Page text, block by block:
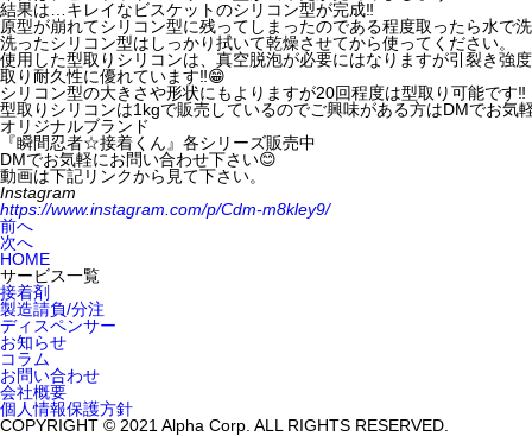
結果は…キレイなビスケットのシリコン型が完成‼️
原型が崩れてシリコン型に残ってしまったのである程度取ったら水で
洗ったシリコン型はしっかり拭いて乾燥させてから使ってください。
使用した型取りシリコンは、真空脱泡が必要にはなりますが引裂き強
取り耐久性に優れています‼️😁
シリコン型の大きさや形状にもよりますが20回程度は型取り可能です‼️
型取りシリコンは1kgで販売しているのでご興味がある方はDMでお気
オリジナルブランド
『瞬間忍者☆接着くん』各シリーズ販売中
DMでお気軽にお問い合わせ下さい😊
動画は下記リンクから見て下さい。
Instagram
https://www.instagram.com/p/Cdm-m8kley9/
前へ
次へ
HOME
サービス一覧
接着剤
製造請負/分注
ディスペンサー
お知らせ
コラム
お問い合わせ
会社概要
個人情報保護方針
COPYRIGHT © 2021 Alpha Corp. ALL RIGHTS RESERVED.